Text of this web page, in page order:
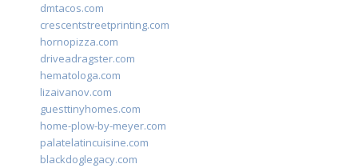
dmtacos.com
crescentstreetprinting.com
hornopizza.com
driveadragster.com
hematologa.com
lizaivanov.com
guesttinyhomes.com
home-plow-by-meyer.com
palatelatincuisine.com
blackdoglegacy.com